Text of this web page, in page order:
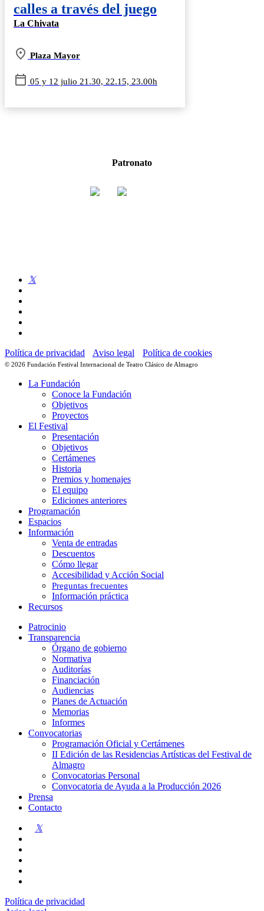
calles a través del juego
La Chivata
Plaza Mayor
05 y 12 julio 21.30, 22.15, 23.00h
Patronato
twitter
Política de privacidad Aviso legal Política de cookies
© 2026 Fundación Festival Internacional de Teatro Clásico de Almagro
Close
La Fundación
Conoce la Fundación
Objetivos
Proyectos
El Festival
Presentación
Objetivos
Certámenes
Historia
Premios y homenajes
El equipo
Ediciones anteriores
Programación
Espacios
Información
Venta de entradas
Descuentos
Cómo llegar
Accesibilidad y Acción Social
Preguntas frecuentes
Información práctica
Recursos
Patrocinio
Transparencia
Órgano de gobierno
Normativa
Auditorías
Financiación
Audiencias
Planes de Actuación
Memorias
Informes
Convocatorias
Programación Oficial y Certámenes
II Edición de las Residencias Artísticas del Festival de
Almagro
Convocatorias Personal
Convocatoria de Ayuda a la Producción 2026
Prensa
Contacto
twitter
Política de privacidad